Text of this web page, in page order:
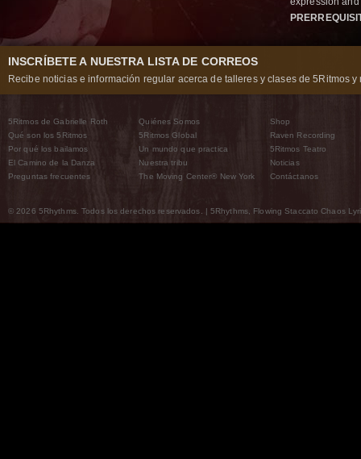
INSCRÍBETE A NUESTRA LISTA DE CORREOS
Recibe noticias e información regular acerca de talleres y clases de 5Ritmos y
5Ritmos de Gabrielle Roth
Qué son los 5Ritmos
Por qué los bailamos
El Camino de la Danza
Preguntas frecuentes
Quiénes Somos
5Ritmos Global
Un mundo que practica
Nuestra tribu
The Moving Center® New York
Shop
Raven Recording
5Ritmos Teatro
Noticias
Contáctanos
© 2026 5Rhythms. Todos los derechos reservados. | 5Rhythms, Flowing Staccato Chaos